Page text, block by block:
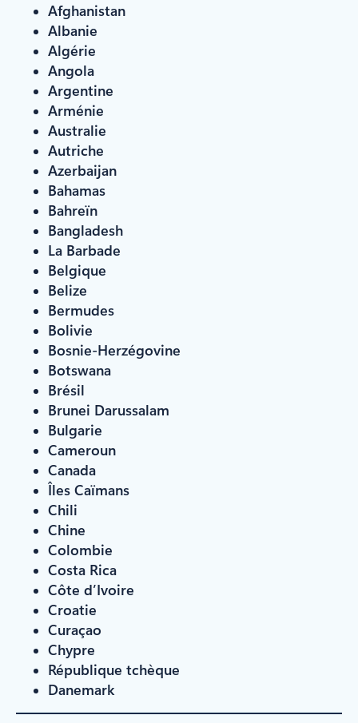
Afghanistan
Albanie
Algérie
Angola
Argentine
Arménie
Australie
Autriche
Azerbaijan
Bahamas
Bahreïn
Bangladesh
La Barbade
Belgique
Belize
Bermudes
Bolivie
Bosnie-Herzégovine
Botswana
Brésil
Brunei Darussalam
Bulgarie
Cameroun
Canada
Îles Caïmans
Chili
Chine
Colombie
Costa Rica
Côte d’Ivoire
Croatie
Curaçao
Chypre
République tchèque
Danemark